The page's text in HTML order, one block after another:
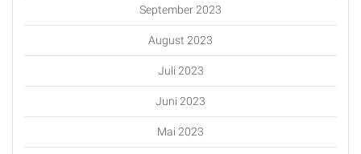
September 2023
August 2023
Juli 2023
Juni 2023
Mai 2023